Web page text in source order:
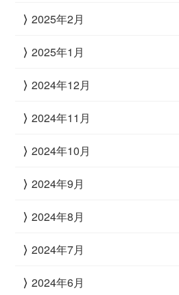
2025年2月
2025年1月
2024年12月
2024年11月
2024年10月
2024年9月
2024年8月
2024年7月
2024年6月